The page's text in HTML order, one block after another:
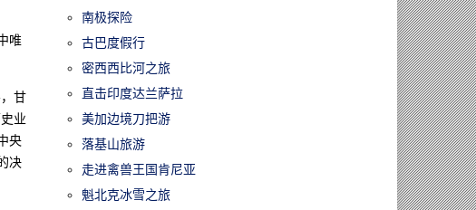
唯
甘
业
央
决
南极探险
古巴度假行
密西西比河之旅
直击印度达兰萨拉
美加边境刀把游
落基山旅游
走进禽兽王国肯尼亚
魁北克冰雪之旅